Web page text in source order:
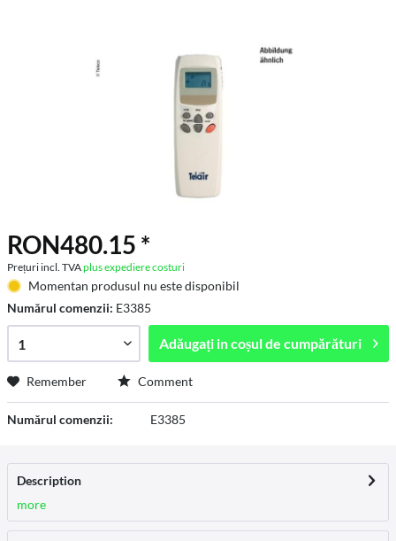
RON480.15 *
Prețuri incl. TVAplus expediere costuri
Momentan produsul nu este disponibil
Numărul comenzii: E3385
Adăugați incoșul de cumpărături
Remember Comment
Numărul comenzii: E3385
Description
more